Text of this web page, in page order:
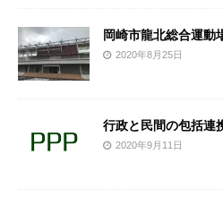
岡崎市龍北総合運動
2020年8月25日
行政と民間の包括連
2020年9月11日